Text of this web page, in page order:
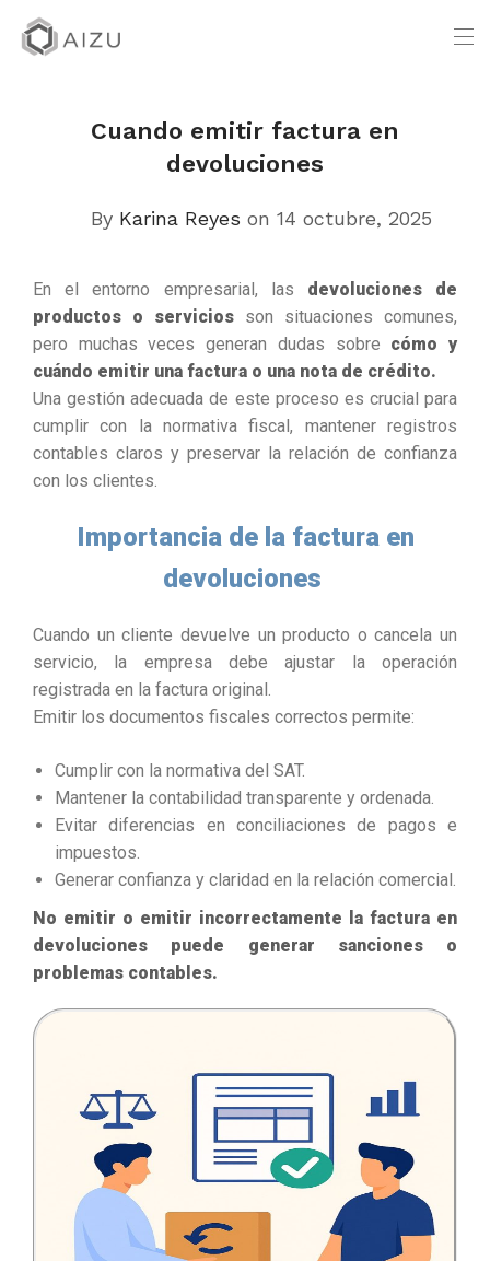
Cuando emitir factura en
devoluciones
By Karina Reyes on 14 octubre, 2025
En el entorno empresarial, las devoluciones de
productos o servicios son situaciones comunes,
pero muchas veces generan dudas sobre cómo y
cuándo emitir una factura o una nota de crédito.
Una gestión adecuada de este proceso es crucial para
cumplir con la normativa fiscal, mantener registros
contables claros y preservar la relación de confianza
con los clientes.
Importancia de la factura en
devoluciones
Cuando un cliente devuelve un producto o cancela un
servicio, la empresa debe ajustar la operación
registrada en la factura original.
Emitir los documentos fiscales correctos permite:
Cumplir con la normativa del SAT.
Mantener la contabilidad transparente y ordenada.
Evitar diferencias en conciliaciones de pagos e
impuestos.
Generar confianza y claridad en la relación comercial.
No emitir o emitir incorrectamente la factura en
devoluciones puede generar sanciones o
problemas contables.